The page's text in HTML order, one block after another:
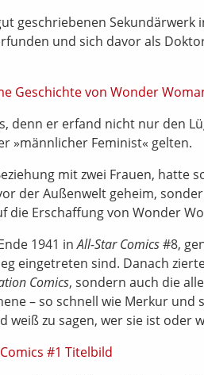
geschriebenen Sekundärwerk
und sich davor als
denn er erfand nicht nur den
»männlicher Feminist« gelten.
mit zwei Frauen, hatte
der Außenwelt geheim,
die Erschaffung von Wonder
1941 inAll-Star Comics#8,
eingetreten sind. Danach
Comics, sondern auch die
– so schnell wie Merkur
weiß zu sagen, wer sie ist oder